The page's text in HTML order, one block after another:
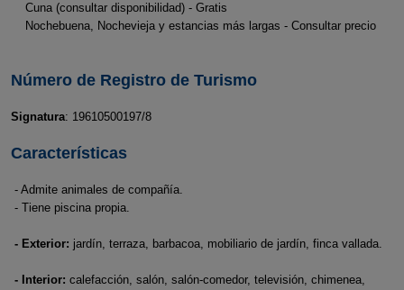
Cuna (consultar disponibilidad) - Gratis
Nochebuena, Nochevieja y estancias más largas - Consultar precio
Número de Registro de Turismo
Signatura: 19610500197/8
Características
- Admite animales de compañía.
- Tiene piscina propia.
- Exterior: jardín, terraza, barbacoa, mobiliario de jardín, finca vallada.
- Interior: calefacción, salón, salón-comedor, televisión, chimenea,